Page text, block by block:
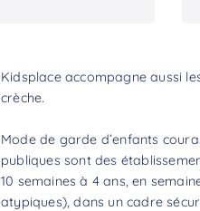
Kidsplace accompagne aussi
crèche.
Mode de garde d’enfants
publiques sont des
10 semaines à 4 ans, en
atypiques), dans un cadre